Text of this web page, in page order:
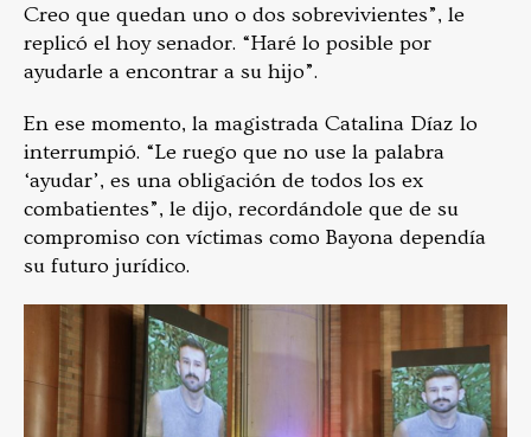
Creo que quedan uno o dos sobrevivientes”, le
replicó el hoy senador. “Haré lo posible por
ayudarle a encontrar a su hijo”.
En ese momento, la magistrada Catalina Díaz lo
interrumpió. “Le ruego que no use la palabra
‘ayudar’, es una obligación de todos los ex
combatientes”, le dijo, recordándole que de su
compromiso con víctimas como Bayona dependía
su futuro jurídico.